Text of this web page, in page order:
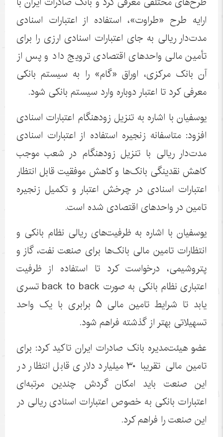
ارایه طرح «طراوت»، استفاده از اعتبارات اسنادی
مدت‌دار ریالی به جای اعتبارات اسنادی ارزی را برای
تأمین مالی واحد‌های اقتصادی ترویج داد و پس از
آن بانک مرکزی، اوراق «گام» را به سیستم بانکی
معرفی کرد تا اعتبار دوباره وارد سیستم بانکی شود.
یوسفیان با اشاره به تنزیل زودهنگام اعتبارات اسنادی
افزود: متاسفانه زنجیره استفاده از اعتبارات اسنادی
مدت‌دار ریالی با تنزیل زودهنگام در شعب موجب
کاهش نقدینگی بانک‌ها و کاهش موفقیت قابل انتظار
اعتبارات اسنادی در چرخش اعتبار و تکمیل زنجیره
تامین در واحد‌های اقتصادی شده است.
یوسفیان با اشاره به ظرفیت‌های ریالی نظام بانکی و
انتظارات تامین مالی بانک‌ها برای صنعت نفت، گاز و
پتروشیمی، درخواست کرد تا استفاده از ظرفیت
اعتباری نظام بانکی به صورت back to back تسری
یابد تا شرایط تامین مالی ۵ برابری با یک واحد
تسهیلاتی بهتر از گذشته فراهم شود.
عضو هیئت‌مدیره بانک صادرات ایران تاکید کرد: برای
تامین مالی تقریبا ۳۰ میلیارد دلاری قابل انتظار در
این صنعت باید امکان گردش چندین مرتبه‌ای
اعتبارات بانکی به خصوص اعتبارات اسنادی ریالی در
این صنعت را فراهم کرد.